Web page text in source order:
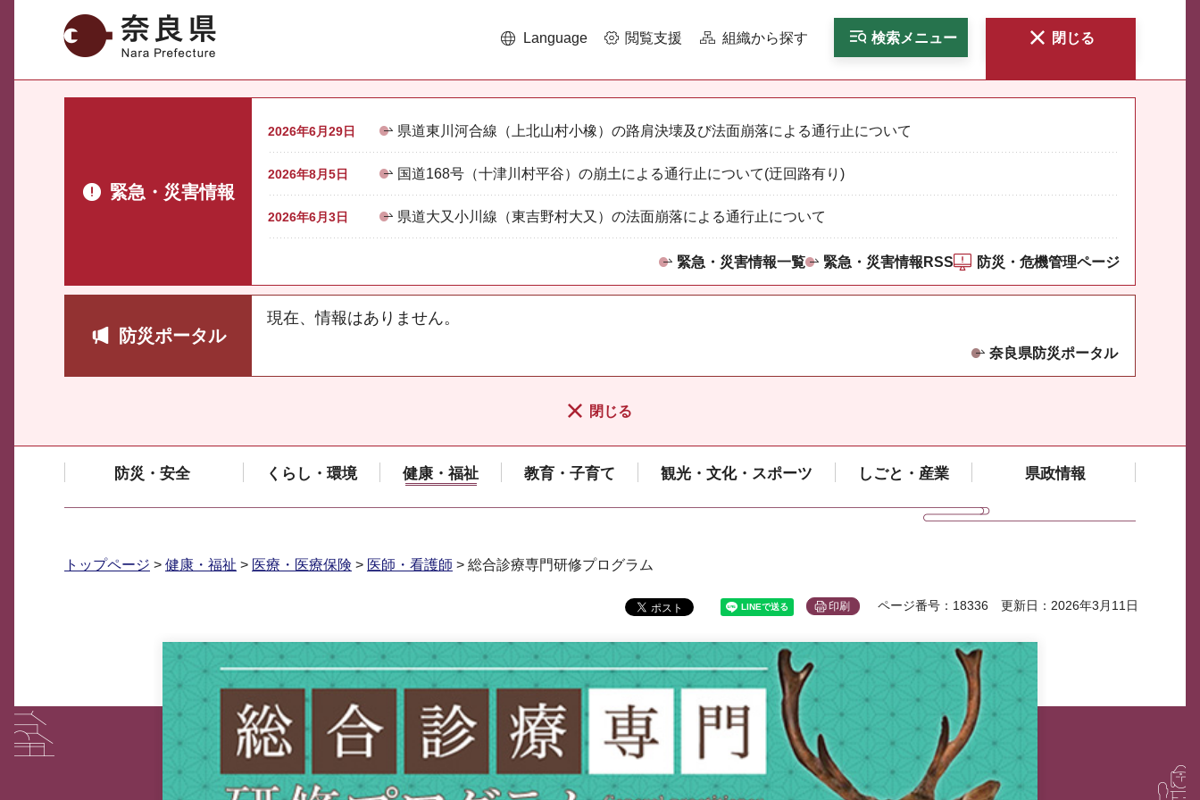
奈良県 Language 閲覧支援 組織から探す 検索メニュー 閉じる
緊急・災害情報
2026年6月29日 県道東川河合線（上北山村小橡）の路肩決壊及び法面崩落による通行止について
2026年8月5日 国道168号（十津川村平谷）の崩土による通行止について(迂回路有り)
2026年6月3日 県道大又小川線（東吉野村大又）の法面崩落による通行止について
緊急・災害情報一覧 緊急・災害情報RSS 防災・危機管理ページ
防災ポータル
現在、情報はありません。
奈良県防災ポータル
閉じる
防災・安全 くらし・環境 健康・福祉 教育・子育て 観光・文化・スポーツ しごと・産業 県政情報
トップページ > 健康・福祉 > 医療・医療保険 > 医師・看護師 > 総合診療専門研修プログラム
印刷 ページ番号：18336 更新日：2026年3月11日